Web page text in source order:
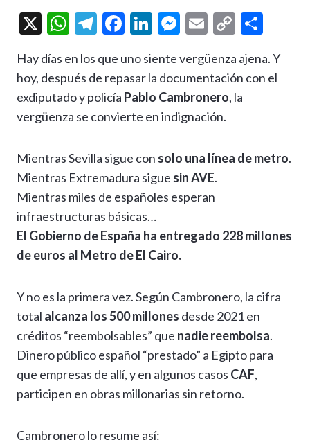
X
W
at
s
A
p
T
e
gr
a
F
e
b
o
k
Li
ke
dI
n
M
se
n
g
E
ai
l
C
p
y
k
m
p
r
Hay días en los que uno siente vergüenza ajena. Y
hoy, después de repasar la documentación con el
exdiputado y policía Pablo Cambronero, la
vergüenza se convierte en indignación.
Mientras Sevilla sigue con solo una línea de metro.
Mientras Extremadura sigue sin AVE.
Mientras miles de españoles esperan
infraestructuras básicas…
El Gobierno de España ha entregado 228 millones
de euros al Metro de El Cairo.
Y no es la primera vez. Según Cambronero, la cifra
total alcanza los 500 millones desde 2021 en
créditos “reembolsables” que nadie reembolsa.
Dinero público español “prestado” a Egipto para
que empresas de allí, y en algunos casos CAF,
participen en obras millonarias sin retorno.
Cambronero lo resume así: